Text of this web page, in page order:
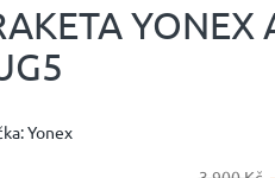
YONEX
Yonex